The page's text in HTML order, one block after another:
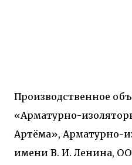
Производственное
«Арматурно-
Артёма», Арматурно-
имени В. И. Ленина,